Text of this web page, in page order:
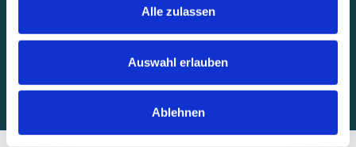
Alle zulassen
Auswahl erlauben
Ablehnen
Villa Dångebo
5 Schlafzimmer